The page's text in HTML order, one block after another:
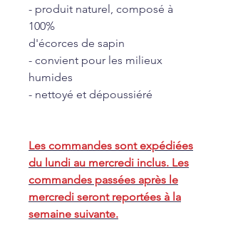
- produit naturel, composé à
100%
d'écorces de sapin
- convient pour les milieux
humides
- nettoyé et dépoussiéré
Les commandes sont expédiées
du lundi au mercredi inclus. Les
commandes passées après le
mercredi seront reportées à la
semaine suivante.